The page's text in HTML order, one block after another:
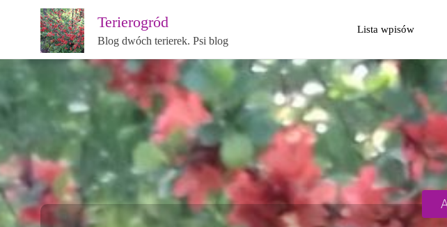
Terierogród
Blog dwóch terierek. Psi blog
do
treści
Lista wpisów